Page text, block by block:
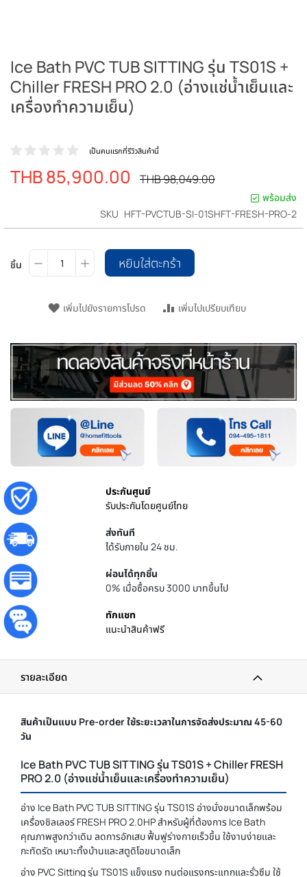
Ice Bath PVC TUB SITTING รุ่น TS01S +
Chiller FRESH PRO 2.0 (อ่างแช่น้ำเย็นและ
เครื่องทำความเย็น)
เป็นคนแรกที่รีวิวสินค้านี้
ราคา
THB 85,900.00
ราคา
THB 98,049.00
พร้อมส่ง
SKU HFT-PVCTUB-SI-01SHFT-FRESH-PRO-2
ชิ้น หยิบใส่ตะกร้า
เพิ่มไปยังรายการโปรด เพิ่มไปเปรียบเทียบ
ประกันศูนย์
รับประกันโดยศูนย์ไทย
ส่งทันที
ได้รับภายใน 24 ชม.
ผ่อนได้ทุกชิ้น
0% เมื่อซื้อครบ 3000 บาทขึ้นไป
ทักแชท
แนะนำสินค้าฟรี
รายละเอียด
สินค้าเป็นแบบ Pre-order ใช้ระยะเวลาในการจัดส่งประมาณ 45-60
วัน
Ice Bath PVC TUB SITTING รุ่น TS01S + Chiller FRESH
PRO 2.0 (อ่างแช่น้ำเย็นและเครื่องทำความเย็น)
อ่าง Ice Bath PVC TUB SITTING รุ่น TS01S อ่างนั่งขนาดเล็กพร้อม
เครื่องชิลเลอร์ FRESH PRO 2.0HP สำหรับผู้ที่ต้องการ Ice Bath
คุณภาพสูงกว่าเดิม ลดการอักเสบ ฟื้นฟูร่างกายเร็วขึ้น ใช้งานง่ายและ
กะทัดรัด เหมาะทั้งบ้านและสตูดิโอขนาดเล็ก
อ่าง PVC Sitting รุ่น TS01S แข็งแรง ทนต่อแรงกระแทกและรั่วซึม ใช้